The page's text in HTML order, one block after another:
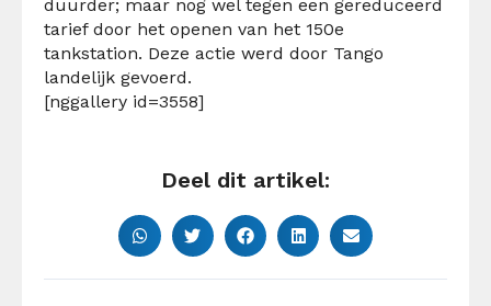
duurder; maar nog wel tegen een gereduceerd
tarief door het openen van het 150e
tankstation. Deze actie werd door Tango
landelijk gevoerd.
[nggallery id=3558]
Deel dit artikel: